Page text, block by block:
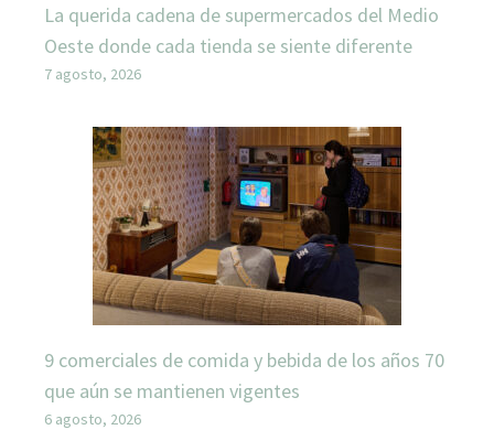
La querida cadena de supermercados del Medio
Oeste donde cada tienda se siente diferente
7 agosto, 2026
9 comerciales de comida y bebida de los años 70
que aún se mantienen vigentes
6 agosto, 2026